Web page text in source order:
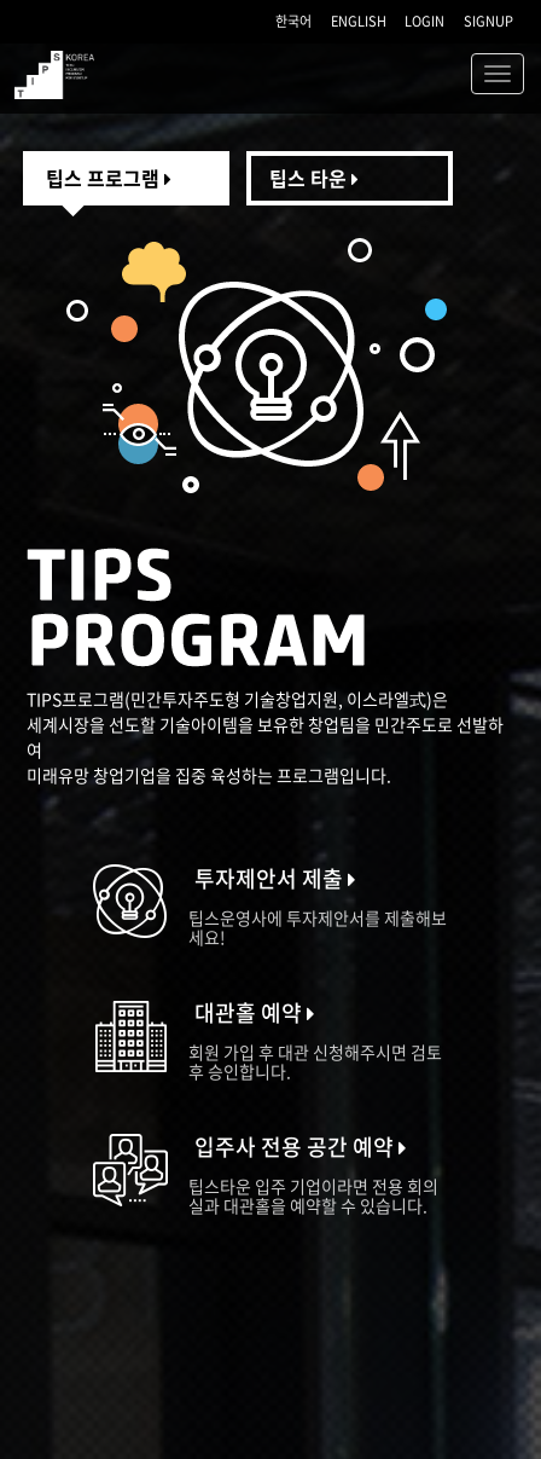
한국어 ENGLISH LOGIN SIGNUP
TIPS
팁스 프로그램 팁스 타운
TIPS프로그램(민간투자주도형 기술창업지원, 이스라엘式)은
세계시장을 선도할 기술아이템을 보유한 창업팀을 민간주도로 선발하
여
미래유망 창업기업을 집중 육성하는 프로그램입니다.
투자제안서 제출
팁스운영사에 투자제안서를 제출해보
세요!
대관홀 예약
회원 가입 후 대관 신청해주시면 검토
후 승인합니다.
입주사 전용 공간 예약
팁스타운 입주 기업이라면 전용 회의
실과 대관홀을 예약할 수 있습니다.